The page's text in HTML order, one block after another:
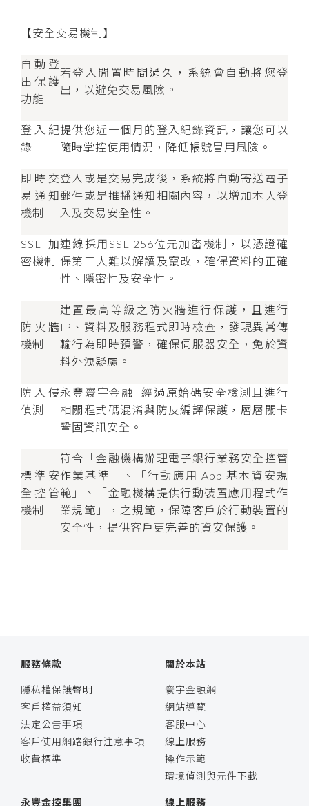
【安全交易機制】
自動登
出保護
功能
若登入閒置時間過久，系統會自動將您登
出，以避免交易風險。
登入紀
錄
提供您近一個月的登入紀錄資訊，讓您可以
隨時掌控使用情況，降低帳號冒用風險。
即時交
易通知
機制
登入或是交易完成後，系統將自動寄送電子
郵件或是推播通知相關內容，以增加本人登
入及交易安全性。
SSL加
密機制
連線採用SSL 256位元加密機制，以憑證確
保第三人難以解讀及竄改，確保資料的正確
性、隱密性及安全性。
防火牆
機制
建置最高等級之防火牆進行保護，且進行
IP、資料及服務程式即時檢查，發現異常傳
輸行為即時預警，確保伺服器安全，免於資
料外洩疑慮。
防入侵
偵測
永豐寰宇金融+經過原始碼安全檢測且進行
相關程式碼混淆與防反編譯保護，層層關卡
鞏固資訊安全。
標準安
全控管
機制
符合「金融機構辦理電子銀行業務安全控管
作業基準」、「行動應用 App 基本資安規
範」、「金融機構提供行動裝置應用程式作
業規範」，之規範，保障客戶於行動裝置的
安全性，提供客戶更完善的資安保護。
服務條款
隱私權保護聲明
客戶權益須知
法定公告事項
客戶使用網路銀行注意事項
收費標準
關於本站
寰宇金融網
網站導覽
客服中心
線上服務
操作示範
環境偵測與元件下載
永豐金控集團 線上服務